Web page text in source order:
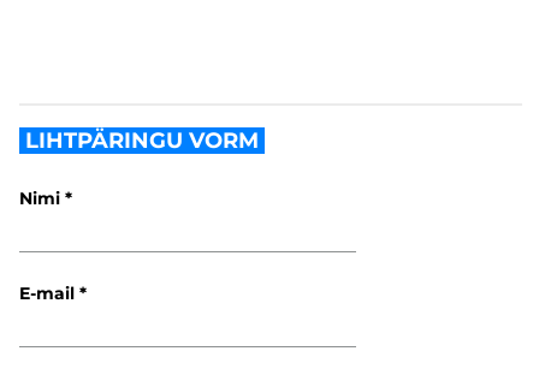
LIHTPÄRINGU VORM
Nimi
E-mail